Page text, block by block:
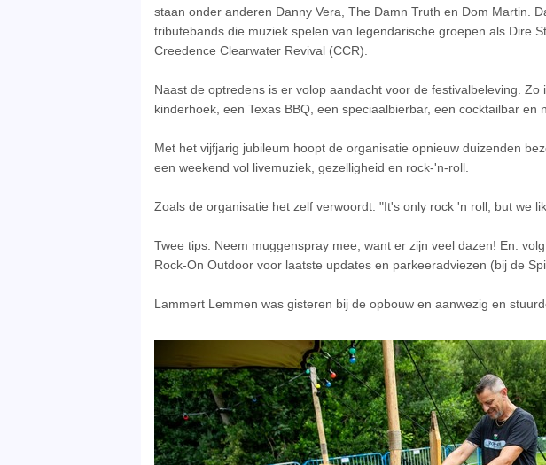
staan onder anderen Danny Vera, The Damn Truth en Dom Martin.
tributebands die muziek spelen van legendarische groepen als Dire
Creedence Clearwater Revival (CCR).
Naast de optredens is er volop aandacht voor de festivalbeleving. Zo
kinderhoek, een Texas BBQ, een speciaalbierbar, een cocktailbar en
Met het vijfjarig jubileum hoopt de organisatie opnieuw duizenden
een weekend vol livemuziek, gezelligheid en rock-'n-roll.
Zoals de organisatie het zelf verwoordt: "It's only rock 'n roll, but we
Twee tips: Neem muggenspray mee, want er zijn veel dazen! En:
Rock-On Outdoor voor laatste updates en parkeeradviezen (bij de
Lammert Lemmen was gisteren bij de opbouw en aanwezig en